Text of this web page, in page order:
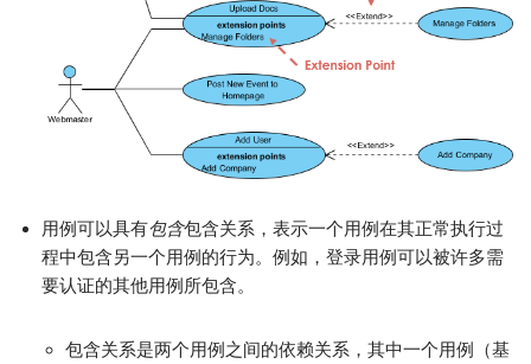
用例可以具有包含包含关系，表示一个用例在其正常执行过
程中包含另一个用例的行为。例如，登录用例可以被许多需
要认证的其他用例所包含。
包含关系是两个用例之间的依赖关系，其中一个用例（基